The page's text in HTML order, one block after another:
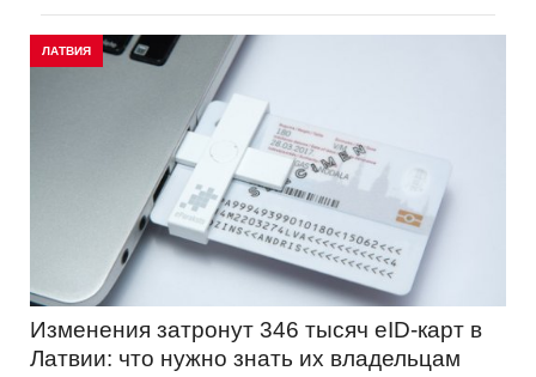
ЛАТВИЯ
Изменения затронут 346 тысяч eID-карт в
Латвии: что нужно знать их владельцам